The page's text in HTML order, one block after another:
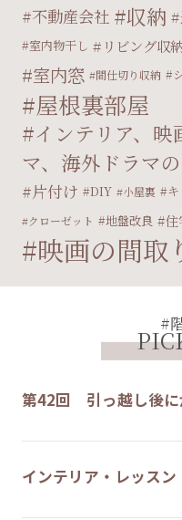
不動産会社 収納
室内物干し リビング収
室内窓 間仕切り収納
屋根裏部屋
インテリア、映
マ、海外ドラマ
片付け DIY 小屋裏 キ
クローゼット 地盤改良 住
映画の間取
#
第42回 引っ越し後
インテリア・レッス